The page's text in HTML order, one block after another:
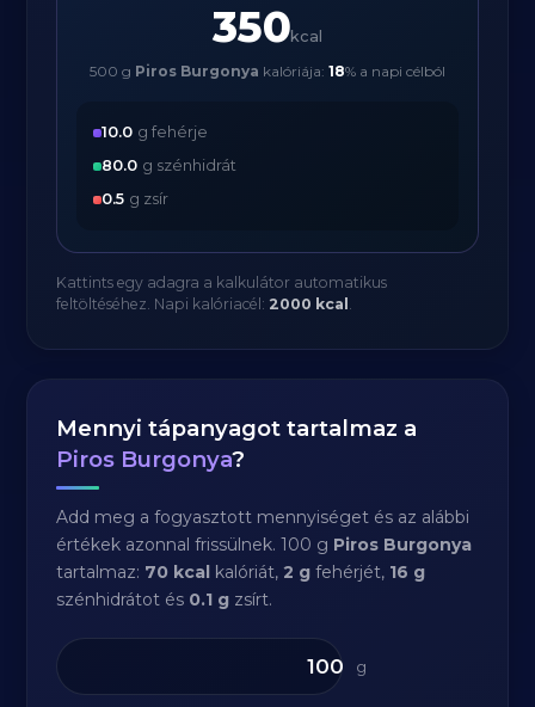
350kcal
500 g Piros Burgonya kalóriája: 18% a napi célból
10.0 g fehérje
80.0 g szénhidrát
0.5 g zsír
Kattints egy adagra a kalkulátor automatikus
feltöltéséhez. Napi kalóriacél: 2000 kcal .
Mennyi tápanyagot tartalmaz a
Piros Burgonya?
Add meg a fogyasztott mennyiséget és az alábbi
értékek azonnal frissülnek. 100 g Piros Burgonya
tartalmaz: 70 kcal kalóriát,2 g fehérjét, 16 g
szénhidrátot és 0.1 g zsírt.
g